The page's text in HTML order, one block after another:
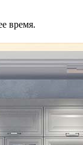
время.